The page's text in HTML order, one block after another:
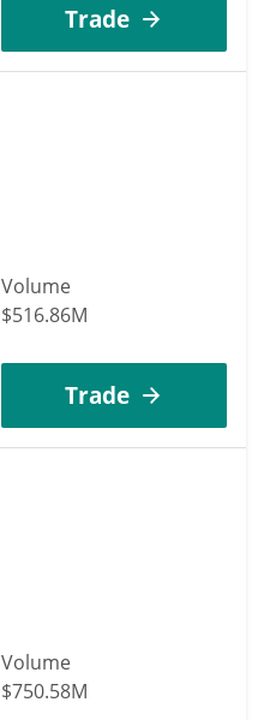
Trade
Volume
$516.86M
Trade
Volume
$750.58M